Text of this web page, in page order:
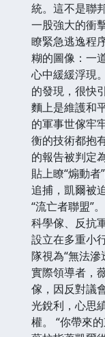
統。這不是聯
一股強大的衝
瞭緊急逃逸程
糊的圖像：一
心中緩緩浮現
的發現，很快
麵上是維護和
的軍事世傢牢
衡的技術都抱
的報告被判定
貼上瞭“煽動
追捕，凱爾被
“流亡者聯盟”
科學傢、反抗
設立在多重小
隊視為“無法
實際領導者，
傢，因反對議
光銳利，心思
權。 “你帶來